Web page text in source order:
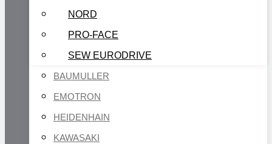
NORD
PRO-FACE
SEW EURODRIVE
BAUMULLER
EMOTRON
HEIDENHAIN
KAWASAKI